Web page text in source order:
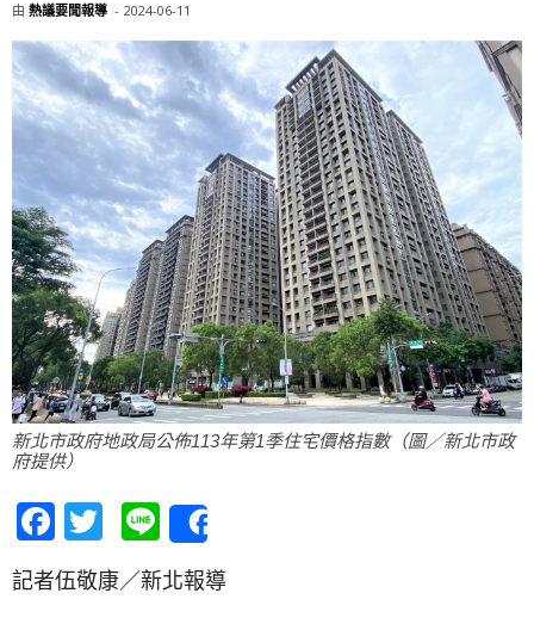
由 熱議要聞報導 - 2024-06-11
新北市政府地政局公佈113年第1季住宅價格指數（圖／新北市政
府提供）
Facebook
Twitter
Line
記者伍敬康／新北報導